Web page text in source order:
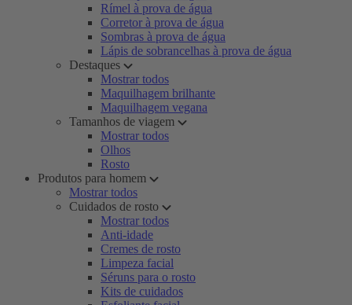
Rímel à prova de água
Corretor à prova de água
Sombras à prova de água
Lápis de sobrancelhas à prova de água
Destaques
Mostrar todos
Maquilhagem brilhante
Maquilhagem vegana
Tamanhos de viagem
Mostrar todos
Olhos
Rosto
Produtos para homem
Mostrar todos
Cuidados de rosto
Mostrar todos
Anti-idade
Cremes de rosto
Limpeza facial
Séruns para o rosto
Kits de cuidados